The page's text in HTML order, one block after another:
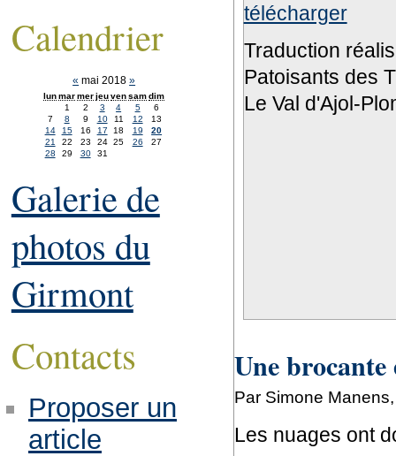
télécharger
Traduction
Patoisants des
Le Val d'Ajol-
Une
Par Simone
Les nuages ont
Calendrier
« mai 2018»
lunmarmerjeuvensamdim
1
2 3 4 5
6
7
8 9 10 11 12
13
14
15 16 17 18 19
20
21
22 23 24 25 26
27
28
29 30 31
Galerie de
photos du
Girmont
Contacts
Proposer un
article